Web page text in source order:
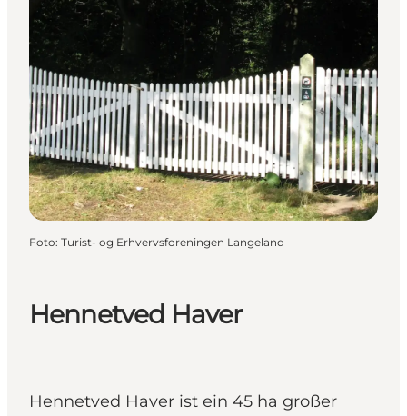
Essen & trinken
Übernachtung
Hennetved Haver
Hennetved Haver ist ein 45 ha großer
Foto: Turist- og Erhvervsforeningen Langeland